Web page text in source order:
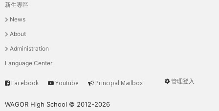
主
選
單
新生專區
News
About
Administration
Language Center
User
管理登入
Service
Facebook Youtube Principal Mailbox
WAGOR High School © 2012-2026